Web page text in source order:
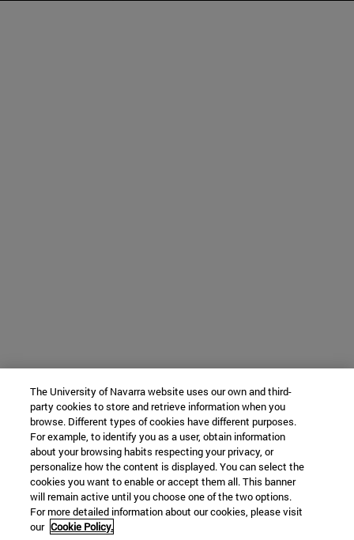
The University of Navarra website uses our own and third-
party cookies to store and retrieve information when you
browse. Different types of cookies have different purposes.
For example, to identify you as a user, obtain information
about your browsing habits respecting your privacy, or
personalize how the content is displayed. You can select the
cookies you want to enable or accept them all. This banner
will remain active until you choose one of the two options.
For more detailed information about our cookies, please visit
our Cookie Policy.